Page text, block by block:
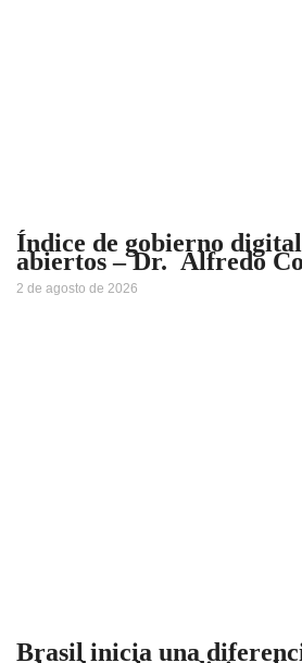
Índice de gobierno
abiertos – Dr. Alfredo
2 de agosto de 2026
Brasil inicia una